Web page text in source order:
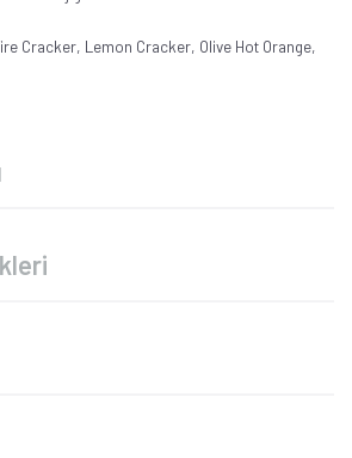
Cracker, Lemon Cracker, Olive Hot Orange,